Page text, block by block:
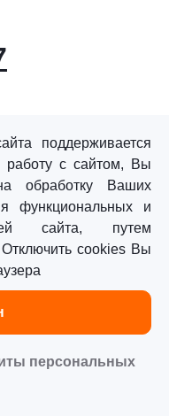
данных
поддерживается
работу с сайтом, Вы
обработку Ваших
функциональных и
сайта, путем
cookies Вы
персональных